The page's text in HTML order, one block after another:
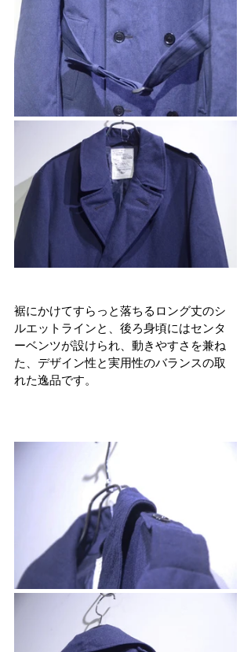
裾にかけてすらっと落ちるロング丈のシ
ルエットラインと、後ろ身頃にはセンタ
ーベンツが設けられ、動きやすさを兼ね
た、デザイン性と実用性のバランスの取
れた逸品です。